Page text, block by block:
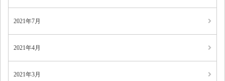
2021年7月
2021年4月
2021年3月